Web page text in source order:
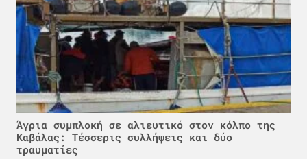
Άγρια συμπλοκή σε αλιευτικό στον κόλπο της
Καβάλας: Τέσσερις συλλήψεις και δύο
τραυματίες